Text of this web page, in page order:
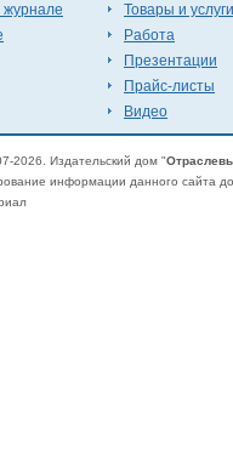
журнале
Товары и услуги
Работа
Презентации
Прайс-листы
Видео
2026. Издательский дом "
информации данного сайта